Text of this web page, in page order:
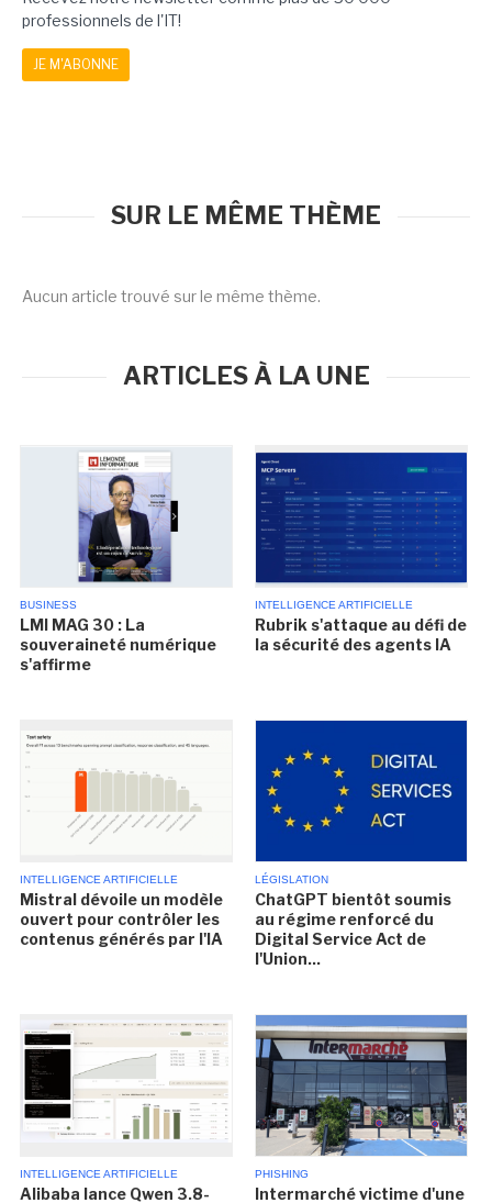
professionnels de l'IT!
JE M'ABONNE
SUR LE MÊME THÈME
Aucun article trouvé sur le même thème.
ARTICLES À LA UNE
BUSINESS
LMI MAG 30 : La
souveraineté numérique
s'affirme
INTELLIGENCE ARTIFICIELLE
Rubrik s'attaque au défi de
la sécurité des agents IA
INTELLIGENCE ARTIFICIELLE
Mistral dévoile un modèle
ouvert pour contrôler les
contenus générés par l'IA
LÉGISLATION
ChatGPT bientôt soumis
au régime renforcé du
Digital Service Act de
l'Union...
INTELLIGENCE ARTIFICIELLE
Alibaba lance Qwen 3.8-
PHISHING
Intermarché victime d'une